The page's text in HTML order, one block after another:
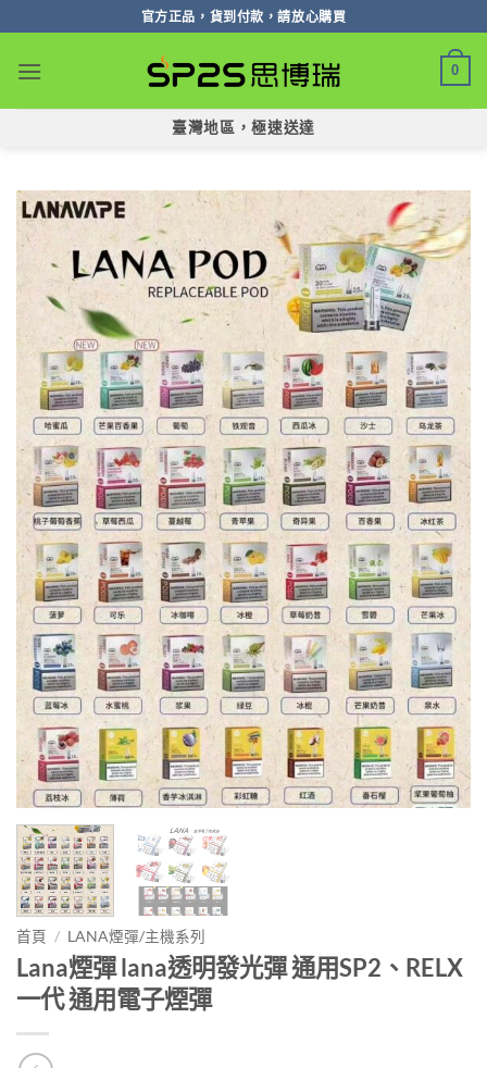
轉
官方正品，貨到付款，請放心購買
0
臺灣地區，極速送達
首頁 / LANA煙彈/主機系列
Lana煙彈 lana透明發光彈 通用SP2、RELX
一代 通用電子煙彈